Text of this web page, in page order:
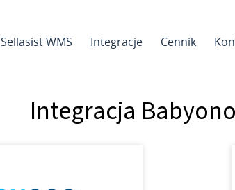
Sellasist WMS Integracje Cennik
Integracja